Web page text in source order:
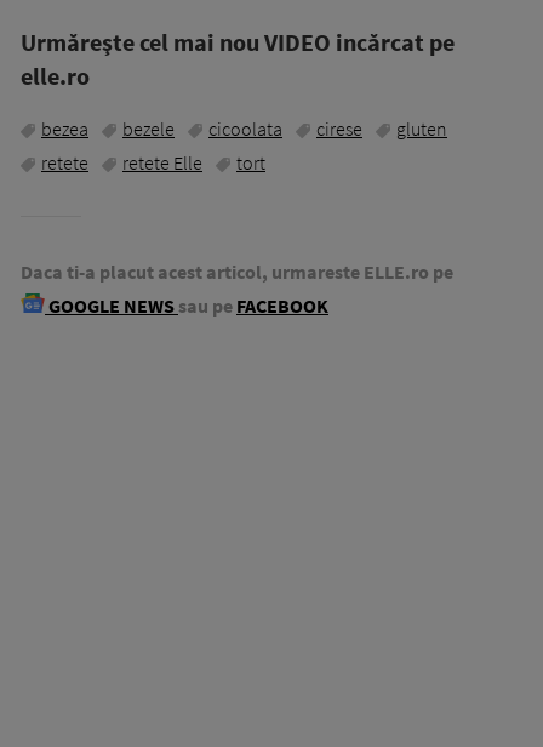
Urmăreşte cel mai nou VIDEO incărcat pe
elle.ro
bezea bezele cicoolata cirese
gluten
retete
retete Elle tort
Daca ti-a placut acest articol, urmareste ELLE.ro pe
GOOGLE NEWS sau pe FACEBOOK